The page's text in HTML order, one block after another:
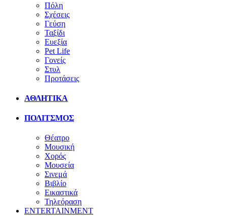
Πόλη
Σχέσεις
Γεύση
Ταξίδι
Ευεξία
Pet Life
Γονείς
Στυλ
Προτάσεις
ΑΘΛΗΤΙΚΑ
ΠΟΛΙΤΣΜΟΣ
Θέατρο
Μουσική
Χορός
Μουσεία
Σινεμά
Βιβλίο
Εικαστικά
Τηλεόραση
ENTERTAINMENT